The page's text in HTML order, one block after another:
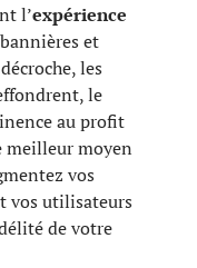
l’expérience
et
les
le
au profit
meilleur moyen
vos
vos utilisateurs
de votre